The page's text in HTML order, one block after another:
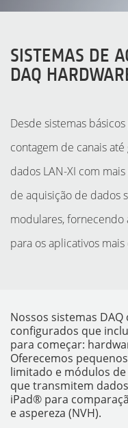
INSTRUMENTOS
SISTEMAS DE
DAQ
Desde sistemas
contagem de canais
dados LAN-XI com
de aquisição de dados
modulares,
para os aplicativos
Nossos sistemas
configurados que
para começar:
Oferecemos
limitado e módulos
que transmitem
iPad® para
e aspereza (NVH).